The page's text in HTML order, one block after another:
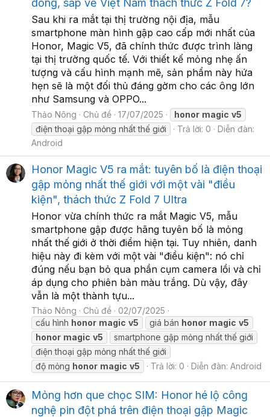
đồng, sắp về Việt Nam thách thức Z Fold 7?
Sau khi ra mắt tại thị trường nội địa, mẫu
smartphone màn hình gập cao cấp mới nhất của
Honor, Magic V5, đã chính thức được trình làng
tại thị trường quốc tế. Với thiết kế mỏng nhẹ ấn
tượng và cấu hình mạnh mẽ, sản phẩm này hứa
hẹn sẽ là một đối thủ đáng gờm cho các ông lớn
như Samsung và OPPO...
Thảo Nông Chủ đề 17/07/2025 honor magic v5
điện thoại gập mỏng nhất thế giới
Trả lời: 0
Diễn đàn:
Android
Honor Magic V5 ra mắt: tuyên bố là điện thoại
gập mỏng nhất thế giới với một vài "điều
kiện", thách thức Z Fold 7 Ultra
Honor vừa chính thức ra mắt Magic V5, mẫu
smartphone gập được hãng tuyên bố là mỏng
nhất thế giới ở thời điểm hiện tại. Tuy nhiên, danh
hiệu này đi kèm với một vài "điều kiện": nó chỉ
đúng nếu bạn bỏ qua phần cụm camera lồi và chỉ
áp dụng cho phiên bản màu trắng. Dù vậy, đây
vẫn là một thành tựu...
Thảo Nông Chủ đề
02/07/2025
cấu hình honor magic v5 giá bán honor magic v5
honor magic v5
smartphone gập mỏng nhất thế giới
điện thoại gập mỏng nhất thế giới
độ mỏng honor magic v5 Trả lời: 0 Diễn đàn: Android
Mỏng hơn que chọc SIM: Honor hé lộ công
nghệ pin đột phá trên điện thoại gập Magic